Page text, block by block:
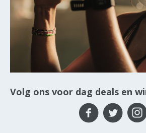
Volg ons voor dag deals en